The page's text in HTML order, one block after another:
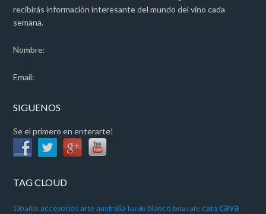
recibirás información interesante del mundo del vino cada
semana.
Nombre:
Email:
SIGUENOS
Se el primero en enterarte!
TAG CLOUD
130 años accesorios arte australia barolo blanco bota cafe cata cava